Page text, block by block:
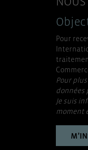
Pour
Pour
données
Je suis
moment